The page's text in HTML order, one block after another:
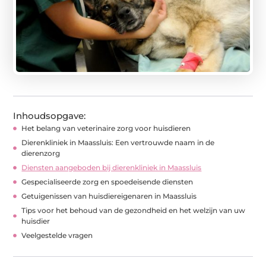
Inhoudsopgave:
Het belang van veterinaire zorg voor huisdieren
Dierenkliniek in Maassluis: Een vertrouwde naam in de
dierenzorg
Diensten aangeboden bij dierenkliniek in Maassluis
Gespecialiseerde zorg en spoedeisende diensten
Getuigenissen van huisdiereigenaren in Maassluis
Tips voor het behoud van de gezondheid en het welzijn van uw
huisdier
Veelgestelde vragen